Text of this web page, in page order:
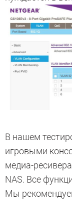
В нашем
игровыми
медиа-
NAS. Все
Мы